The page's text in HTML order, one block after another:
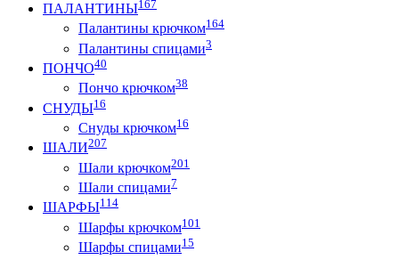
ПАЛАНТИНЫ167
Палантины крючком164
Палантины спицами3
ПОНЧО40
Пончо крючком38
СНУДЫ16
Снуды крючком16
ШАЛИ207
Шали крючком201
Шали спицами7
ШАРФЫ114
Шарфы крючком101
Шарфы спицами15